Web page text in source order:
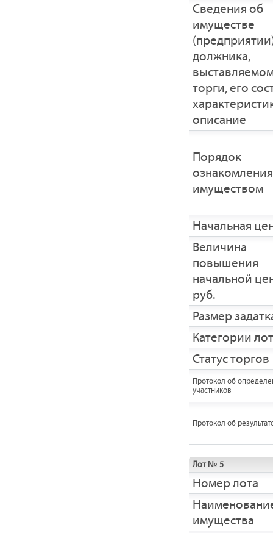
Cведения об
имуществе
должника,
торги, его
описание
Порядок
имуществом
Начальная
Величина
повышения
начальной
руб.
Размер
Категории
Статус торгов
Протокол об
участников
Протокол об
Лот № 5
Номер лота
имущества